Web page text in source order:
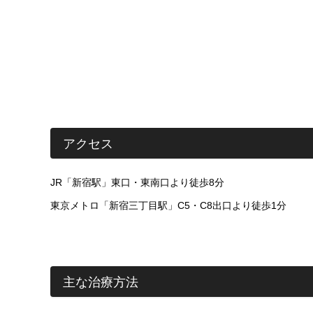
アクセス
JR「新宿駅」東口・東南口より徒歩8分
東京メトロ「新宿三丁目駅」C5・C8出口より徒歩1分
主な治療方法